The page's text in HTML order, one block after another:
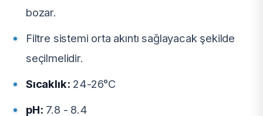
bozar.
Filtre sistemi orta akıntı sağlayacak şekilde
seçilmelidir.
Sıcaklık: 24-26°C
pH: 7.8 - 8.4